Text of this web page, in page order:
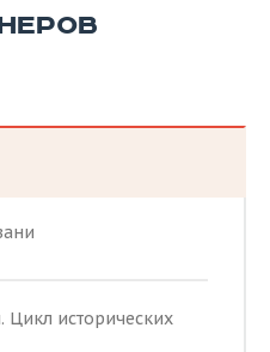
Цикл исторических